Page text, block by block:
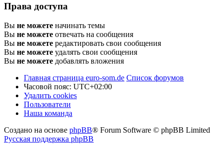
Права доступа
Вы не можете начинать темы
Вы не можете отвечать на сообщения
Вы не можете редактировать свои сообщения
Вы не можете удалять свои сообщения
Вы не можете добавлять вложения
Главная страница euro-som.de Список форумов
Часовой пояс: UTC+02:00
Удалить cookies
Пользователи
Наша команда
Создано на основе phpBB® Forum Software © phpBB Limited
Русская поддержка phpBB